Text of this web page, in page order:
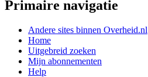
Primaire navigatie
Andere sites binnen Overheid.nl
Home
Uitgebreid zoeken
Mijn abonnementen
Help